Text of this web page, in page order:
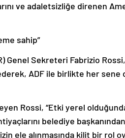
ve adaletsizliğe direnen
sahip”
Sekreteri Fabrizio Rossi,
ADF ile birlikte her sene
Rossi, “Etki yerel
belediye
ele alınmasında kilit bir rol